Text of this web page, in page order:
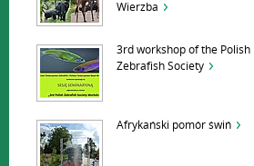
Wierzba
3rd workshop of the Polish
Zebrafish Society
Afrykański pomór świń